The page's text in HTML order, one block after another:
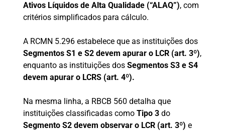
Ativos Líquidos de Alta Qualidade (“ALAQ”), com
critérios simplificados para cálculo.
A RCMN 5.296 estabelece que as instituições dos
Segmentos S1 e S2 devem apurar o LCR (art. 3º),
enquanto as instituições dos Segmentos S3 e S4
devem apurar o LCRS (art. 4º).
Na mesma linha, a RBCB 560 detalha que
instituições classificadas como Tipo 3do
Segmento S2 devem observar o LCR (art. 3º) e